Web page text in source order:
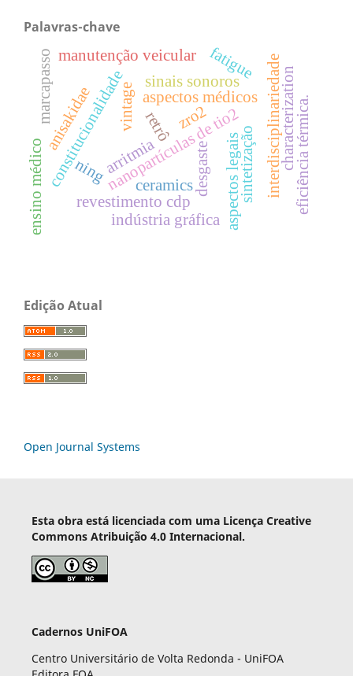
Palavras-chave
nanopartículas de tio2
ning
constitucionalidade aspectos legais
aspectos médicos interdisciplinariedade
desgaste
revestimento cdp
vintage retrô
manutenção veicular
arritmia
indústria gráfica
sintetização
sinais sonoros
ensino médico
anisakidae
marcapasso
ceramics
zro2
fatigue
characterizationeficiência térmica.
Edição Atual
Open Journal Systems
Esta obra está licenciada com uma Licença Creative
Commons Atribuição 4.0 Internacional.
Cadernos UniFOA
Centro Universitário de Volta Redonda - UniFOA